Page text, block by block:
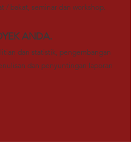
/ bakat, seminar dan workshop.
ANDA.
dan statistik, pengembangan
dan penyuntingan laporan